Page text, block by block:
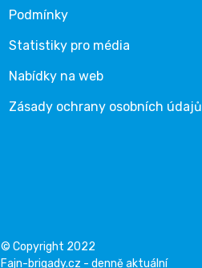
Podmínky
Statistiky pro média
Nabídky na web
Zásady ochrany osobních údajů
© Copyright 2022
Fajn-brigady.cz - denně aktuální